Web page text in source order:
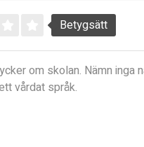
Betygsätt